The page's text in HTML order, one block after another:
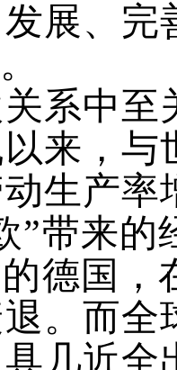
、完善
中至关
来，
生产率
”带来
德国
。而全
几近全